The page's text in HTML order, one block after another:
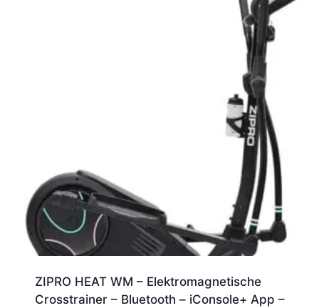
ZIPRO HEAT WM – Elektromagnetische
Crosstrainer – Bluetooth – iConsole+ App –